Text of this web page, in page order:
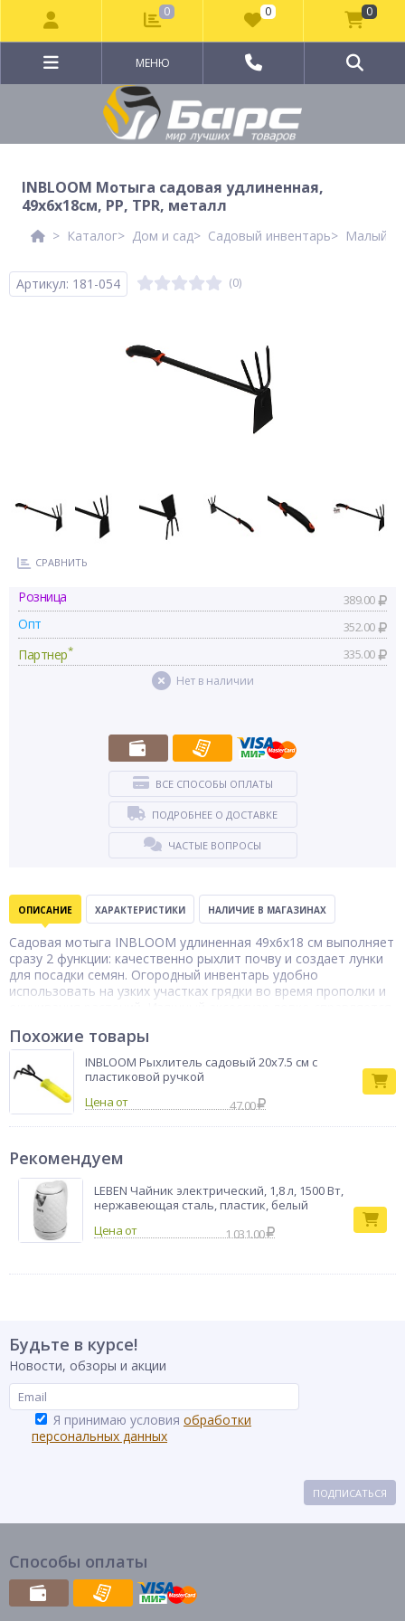
МЕНЮ
INBLOOM Мотыга садовая удлиненная,
49х6х18см, PP, TPR, металл
Каталог Дом и сад Садовый инвентарь Малый
Артикул: 181-054 (0)
СРАВНИТЬ
Розница 389.00
Опт 352.00
Партнер* 335.00
Нет в наличии
ВСЕ СПОСОБЫ ОПЛАТЫ
ПОДРОБНЕЕ О ДОСТАВКЕ
ЧАСТЫЕ ВОПРОСЫ
ОПИСАНИЕ ХАРАКТЕРИСТИКИ НАЛИЧИЕ В МАГАЗИНАХ
Садовая мотыга INBLOOM удлиненная 49х6х18 см выполняет
сразу 2 функции: качественно рыхлит почву и создает лунки
для посадки семян. Огородный инвентарь удобно
использовать на узких участках грядки во время прополки и
часть инструмента сделана из металла, который не гнется
при больших нагрузках. Пластиковая рукоятка с
прорезиненными вставками не выскальзывает из рук и
обеспечивает комфортный уход за клумбами.
Тип товара
Мотыжка
Бренд
INBLOOM
Похожие товары
INBLOOM Рыхлитель садовый 20x7.5 см с
пластиковой ручкой
Цена от
47.00
Рекомендуем
LEBEN Чайник электрический, 1,8 л, 1500 Вт,
нержавеющая сталь, пластик, белый
1 031.00
Будьте в курсе!
Новости, обзоры и акции
Я принимаю условия обработки
персональных данных
ПОДПИСАТЬСЯ
Способы оплаты
0 0 0